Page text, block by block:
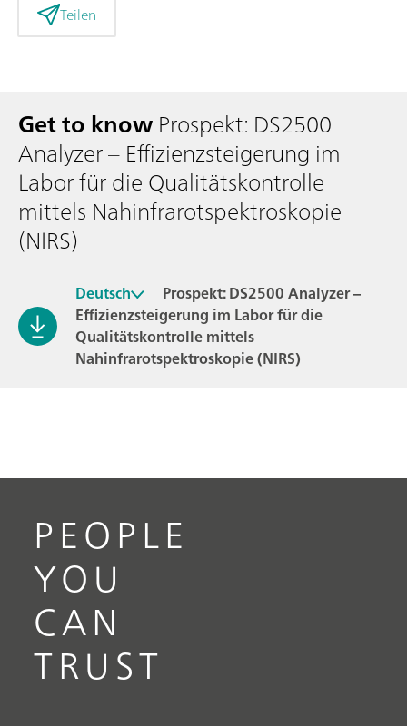
Teilen
Get to knowProspekt: DS2500
Analyzer – Effizienzsteigerung im
Labor für die Qualitätskontrolle
mittels Nahinfrarotspektroskopie
(NIRS)
Deutsch
Prospekt: DS2500 Analyzer –
Effizienzsteigerung im Labor für die
Qualitätskontrolle mittels
Nahinfrarotspektroskopie (NIRS)
PEOPLE
YOU
CAN
TRUST